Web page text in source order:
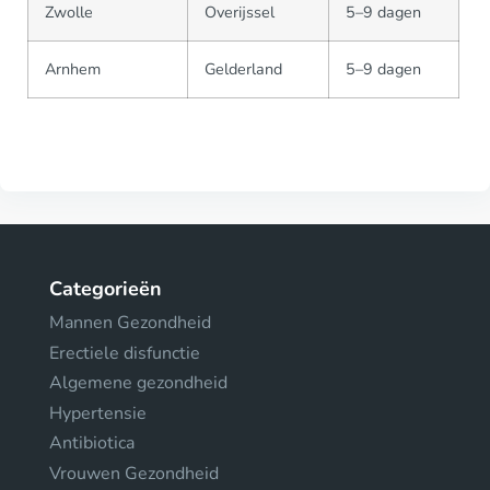
Zwolle Overijssel 5–9 dagen
Arnhem Gelderland 5–9 dagen
Categorieën
Mannen Gezondheid
Erectiele disfunctie
Algemene gezondheid
Hypertensie
Antibiotica
Vrouwen Gezondheid